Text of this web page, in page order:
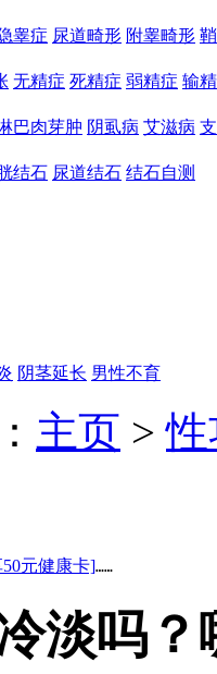
睾症 尿道畸形 附睾畸形
无精症 死精症 弱精症 输
巴肉芽肿 阴虱病 艾滋病
结石 尿道结石 结石自测
阴茎延长 男性不育
主页 >
50元健康卡]……
淡吗